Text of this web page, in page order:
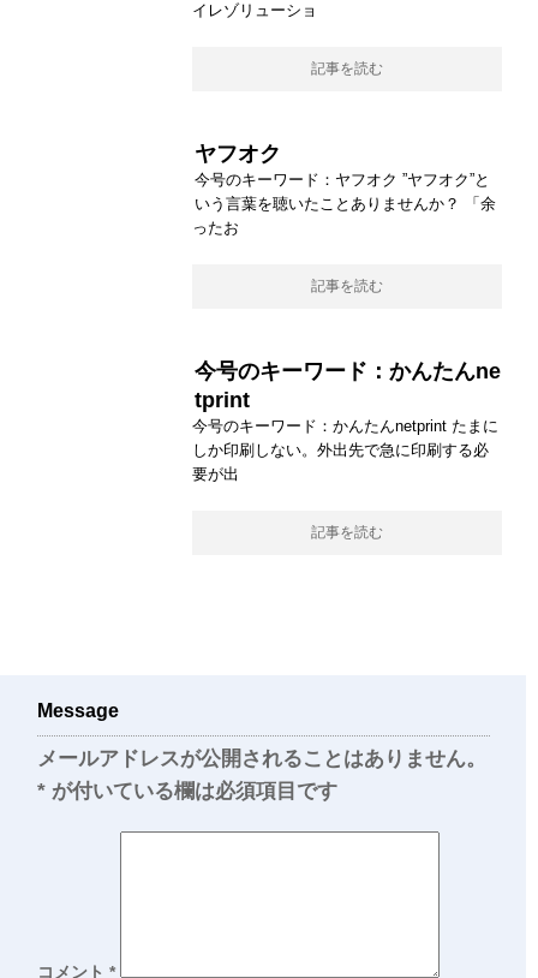
イレゾリューショ
記事を読む
ヤフオク
今号のキーワード：ヤフオク ”ヤフオク”と
いう言葉を聴いたことありませんか？ 「余
ったお
記事を読む
今号のキーワード：かんたんne
tprint
今号のキーワード：かんたんnetprint たまに
しか印刷しない。外出先で急に印刷する必
要が出
記事を読む
Message
メールアドレスが公開されることはありません。
* が付いている欄は必須項目です
コメント *